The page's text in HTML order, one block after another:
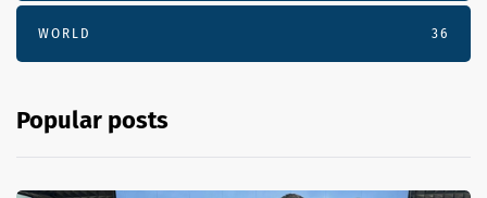
WORLD 36
Popular posts